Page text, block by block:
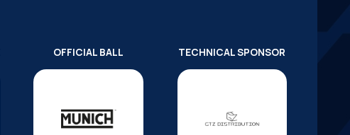
OFFICIAL BALL TECHNICAL SPONSOR